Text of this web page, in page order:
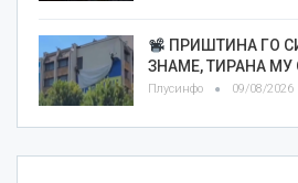
ПРИШТИНА ГО
ЗНАМЕ, ТИРАНА
Плусинфо 09/08/2026